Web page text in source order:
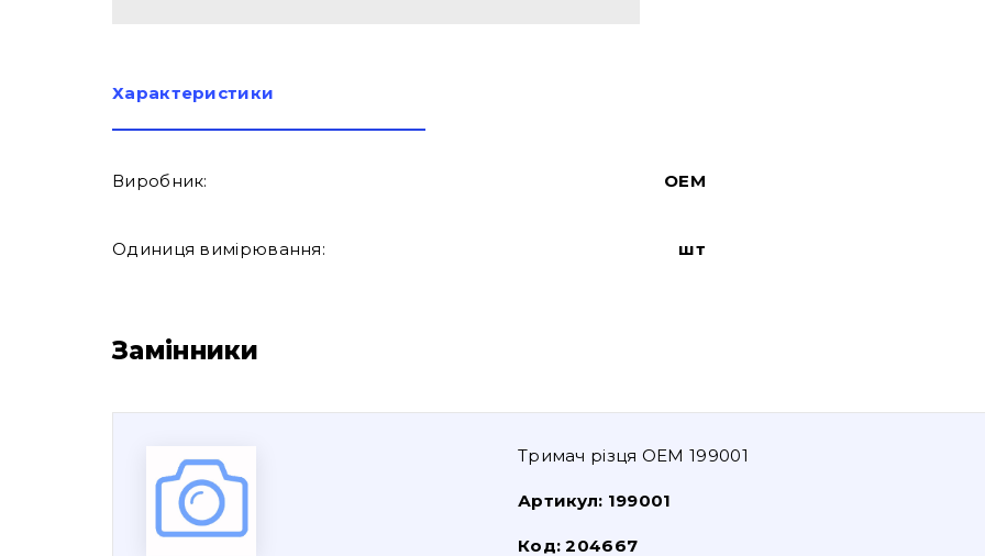
Характеристики
Виробник: OEM
Одиниця вимірювання: шт
Замінники
Тримач різця OEM 199001
Артикул: 199001
Код:204667